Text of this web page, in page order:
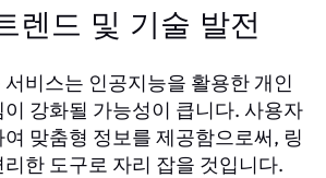
렌드 및 기술 발전
비스는 인공지능을 활용한 개인
강화될 가능성이 큽니다. 사용자
맞춤형 정보를 제공함으로써, 링
한 도구로 자리 잡을 것입니다.